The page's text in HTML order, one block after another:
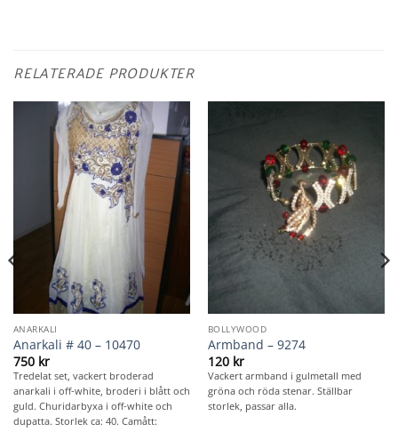
RELATERADE PRODUKTER
ANARKALI
Anarkali # 40 – 10470
750 kr
Tredelat set, vackert broderad
anarkali i off-white, broderi i blått och
guld. Churidarbyxa i off-white och
dupatta. Storlek ca: 40. Camått:
BOLLYWOOD
Armband – 9274
120 kr
Vackert armband i gulmetall med
gröna och röda stenar. Ställbar
storlek, passar alla.